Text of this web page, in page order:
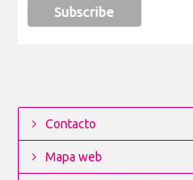
Contacto
Mapa web